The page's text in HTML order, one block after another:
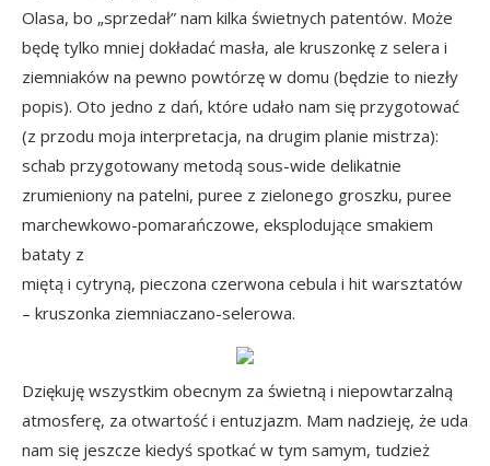
Olasa, bo „sprzedał” nam kilka świetnych patentów. Może
będę tylko mniej dokładać masła, ale kruszonkę z selera i
ziemniaków na pewno powtórzę w domu (będzie to niezły
popis). Oto jedno z dań, które udało nam się przygotować
(z przodu moja interpretacja, na drugim planie mistrza):
schab przygotowany metodą sous-wide delikatnie
zrumieniony na patelni, puree z zielonego groszku, puree
marchewkowo-pomarańczowe, eksplodujące smakiem
bataty z
miętą i cytryną, pieczona czerwona cebula i hit warsztatów
– kruszonka ziemniaczano-selerowa.
Dziękuję wszystkim obecnym za świetną i niepowtarzalną
atmosferę, za otwartość i entuzjazm. Mam nadzieję, że uda
nam się jeszcze kiedyś spotkać w tym samym, tudzież